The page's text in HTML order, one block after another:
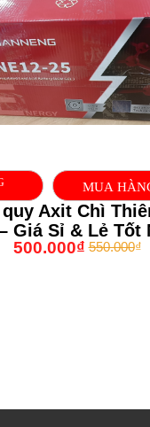
MUA
Axit Chì
Giá Sỉ & Lẻ Tốt
chép)
₫
550.000
₫
500.000